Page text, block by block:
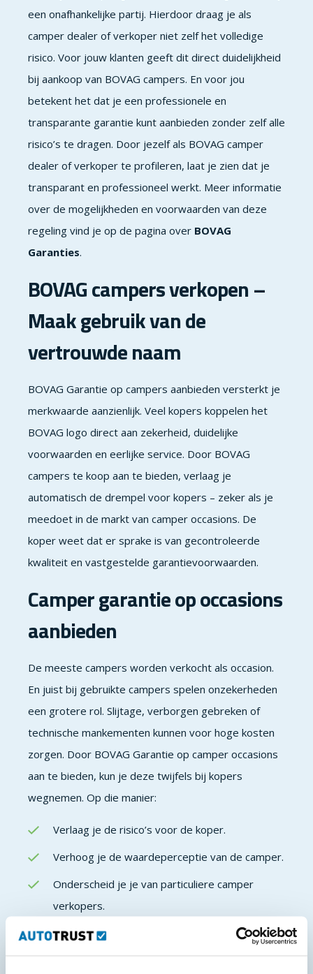
een onafhankelijke partij. Hierdoor draag je als
camper dealer of verkoper niet zelf het volledige
risico. Voor jouw klanten geeft dit direct duidelijkheid
bij aankoop van BOVAG campers. En voor jou
betekent het dat je een professionele en
transparante garantie kunt aanbieden zonder zelf alle
risico’s te dragen. Door jezelf als BOVAG camper
dealer of verkoper te profileren, laat je zien dat je
transparant en professioneel werkt. Meer informatie
over de mogelijkheden en voorwaarden van deze
regeling vind je op de pagina over BOVAG
Garanties.
BOVAG campers verkopen –
Maak gebruik van de
vertrouwde naam
BOVAG Garantie op campers aanbieden versterkt je
merkwaarde aanzienlijk. Veel kopers koppelen het
BOVAG logo direct aan zekerheid, duidelijke
voorwaarden en eerlijke service. Door BOVAG
campers te koop aan te bieden, verlaag je
automatisch de drempel voor kopers – zeker als je
meedoet in de markt van camper occasions. De
koper weet dat er sprake is van gecontroleerde
kwaliteit en vastgestelde garantievoorwaarden.
Camper garantie op occasions
aanbieden
De meeste campers worden verkocht als occasion.
En juist bij gebruikte campers spelen onzekerheden
een grotere rol. Slijtage, verborgen gebreken of
technische mankementen kunnen voor hoge kosten
zorgen. Door BOVAG Garantie op camper occasions
aan te bieden, kun je deze twijfels bij kopers
wegnemen. Op die manier:
Verlaag je de risico’s voor de koper.
Verhoog je de waardeperceptie van de camper.
Onderscheid je je van particuliere camper
verkopers.
Een occasion mét BOVAG Garantie wordt simpelweg